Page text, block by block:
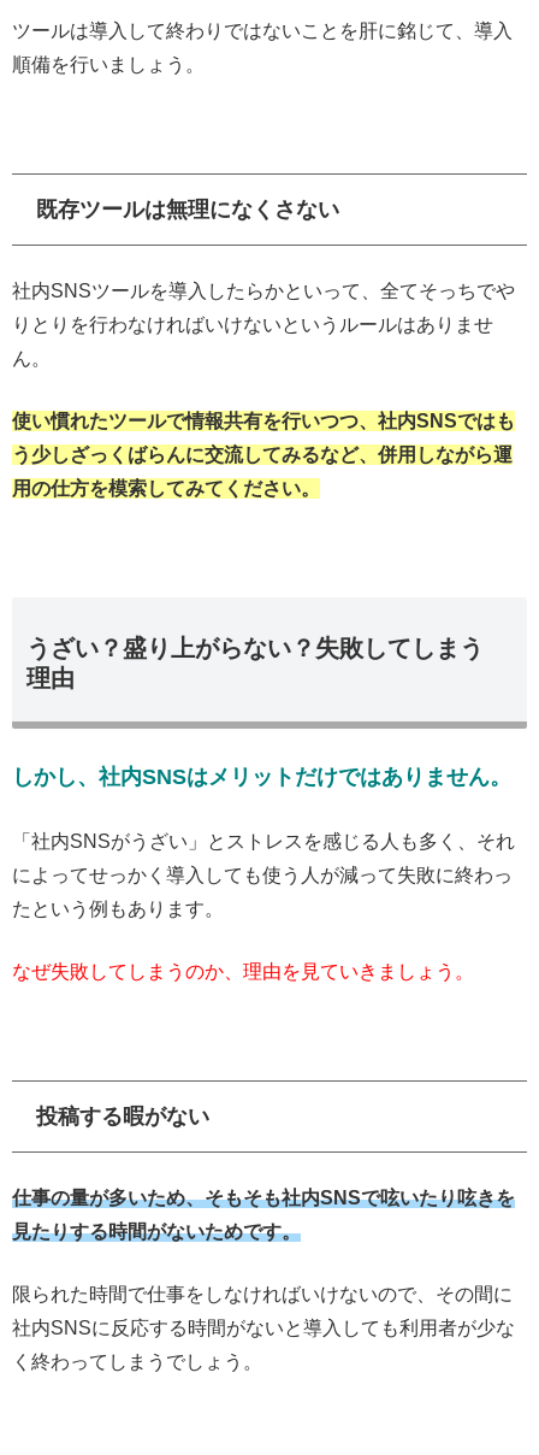
ツールは導入して終わりではないことを肝に銘じて、導入
順備を行いましょう。
既存ツールは無理になくさない
社内SNSツールを導入したらかといって、全てそっちでや
りとりを行わなければいけないというルールはありませ
ん。
使い慣れたツールで情報共有を行いつつ、社内SNSではも
う少しざっくばらんに交流してみるなど、併用しながら運
用の仕方を模索してみてください。
うざい？盛り上がらない？失敗してしまう
理由
しかし、社内SNSはメリットだけではありません。
「社内SNSがうざい」とストレスを感じる人も多く、それ
によってせっかく導入しても使う人が減って失敗に終わっ
たという例もあります。
なぜ失敗してしまうのか、理由を見ていきましょう。
投稿する暇がない
仕事の量が多いため、そもそも社内SNSで呟いたり呟きを
見たりする時間がないためです。
限られた時間で仕事をしなければいけないので、その間に
社内SNSに反応する時間がないと導入しても利用者が少な
く終わってしまうでしょう。